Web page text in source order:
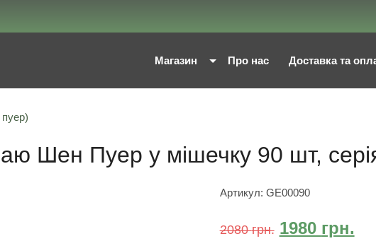
Магазин Про нас Доставка та
Шен Пуер у мішечку 90 шт,
Артикул: GE00090
2080грн. 1980 грн.